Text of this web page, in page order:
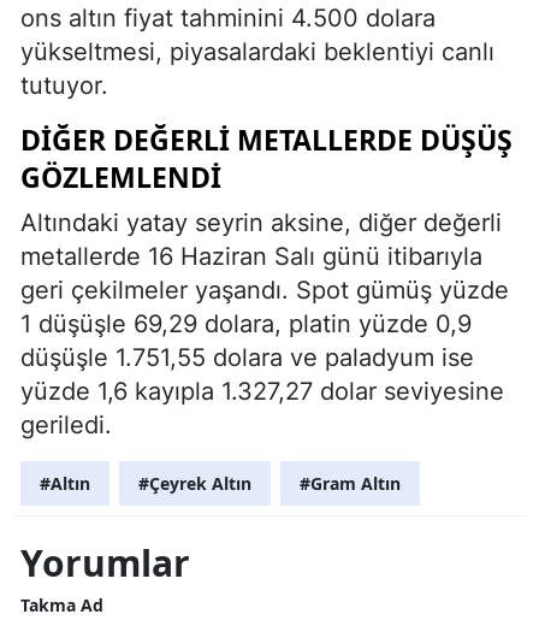
ons altın fiyat tahminini 4.500 dolara
yükseltmesi, piyasalardaki beklentiyi canlı
tutuyor.
DIĞER DEĞERLI METALLERDE DÜŞÜŞ
GÖZLEMLENDI
Altındaki yatay seyrin aksine, diğer değerli
metallerde 16 Haziran Salı günü itibarıyla
geri çekilmeler yaşandı. Spot gümüş yüzde
1 düşüşle 69,29 dolara, platin yüzde 0,9
düşüşle 1.751,55 dolara ve paladyum ise
yüzde 1,6 kayıpla 1.327,27 dolar seviyesine
geriledi.
#Altın #Çeyrek Altın #Gram Altın
Yorumlar
Takma Ad